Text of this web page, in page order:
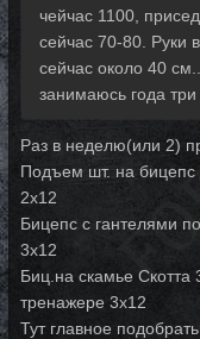
чейчас 1100,
сейчас 70-80. Руки
сейчас около 40
занимаюсь года три
Раз в неделю(или 2)
Подъем шт. на бицепс
2х12
Бицепс с гантелями
3х12
Биц.на скамье
тренажере 3х12
Тут главное